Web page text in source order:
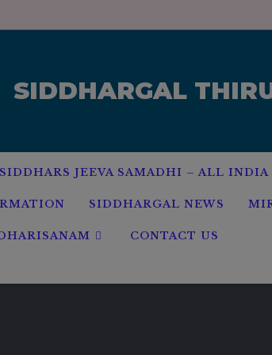
SIDDHARGAL
SIDDHARS JEEVA SAMADHI – ALL INDIA
SIDDHARGAL NEWS
CONTACT US